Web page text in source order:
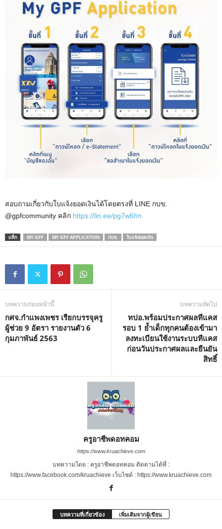
สอบถามเกี่ยวกับใบแจ้งยอดเงินได้โดยตรงที่ LINE กบข.
@gpfcommunity คลิก https://lin.ee/pg7w6hn
แท็ก MY GPF MY GPF APPLICATION กบข. ใบแจ้งยอดเงิน
บทความก่อนหน้านี้
กศจ.กำแพงเพชร เรียกบรรจุครู
ผู้ช่วย 9 อัตรา รายงานตัว 6
กุมภาพันธ์ 2563
บทความถัดไป
ทปอ.พร้อมประกาศผลทีแคส
รอบ 1 ย้ำเด็กทุกคนต้องเข้ามา
ลงทะเบียนใช้งานระบบทีแคส
ก่อนวันประกาศผลและยืนยัน
สิทธิ์
ครูอาชีพดอทคอม
https://www.kruachieve.com
บทความโดย : ครูอาชีพดอทคอม ติดตามได้ที่ :
https://www.facebook.com/kruachieve เว็บไซต์ : https://www.kruachieve.com
บทความที่เกี่ยวข้อง เพิ่มเติมจากผู้เขียน